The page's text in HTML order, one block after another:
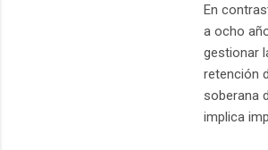
En
a ocho
gestionar
retención
soberana
implica